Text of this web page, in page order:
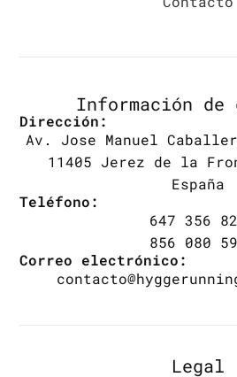
Información de
Dirección:
Av. Jose Manuel
11405 Jerez de la
España
Teléfono:
647 356
856 080
Correo electrónico:
Legal